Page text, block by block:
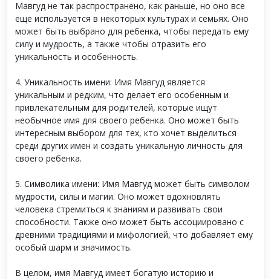
Мавгуд не так распространено, как раньше, но оно все
еще используется в некоторых культурах и семьях. Оно
может быть выбрано для ребенка, чтобы передать ему
силу и мудрость, а также чтобы отразить его
уникальность и особенность.
4. Уникальность имени: Имя Мавгуд является
уникальным и редким, что делает его особенным и
привлекательным для родителей, которые ищут
необычное имя для своего ребенка. Оно может быть
интересным выбором для тех, кто хочет выделиться
среди других имен и создать уникальную личность для
своего ребенка.
5. Символика имени: Имя Мавгуд может быть символом
мудрости, силы и магии. Оно может вдохновлять
человека стремиться к знаниям и развивать свои
способности. Также оно может быть ассоциировано с
древними традициями и мифологией, что добавляет ему
особый шарм и значимость.
В целом, имя Мавгуд имеет богатую историю и